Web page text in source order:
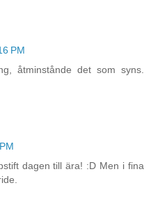
PM
åtminstånde det som syns.
dagen till ära! :D Men i fina